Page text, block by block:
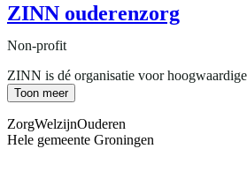
ZINN ouderenzorg
Non-profit
ZINN is dé organisatie voor
Toon meer
ZorgWelzijnOuderen
Hele gemeente Groningen